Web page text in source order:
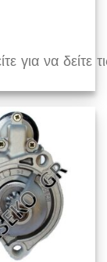
για να δείτε